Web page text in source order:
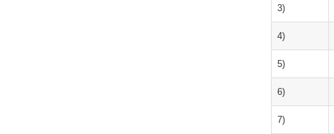
3)
4)
5)
6)
7)